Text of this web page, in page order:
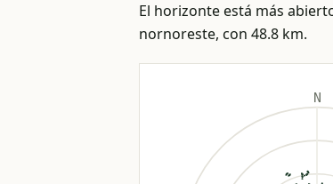
El horizonte está más
nornoreste, con 48.8 km.